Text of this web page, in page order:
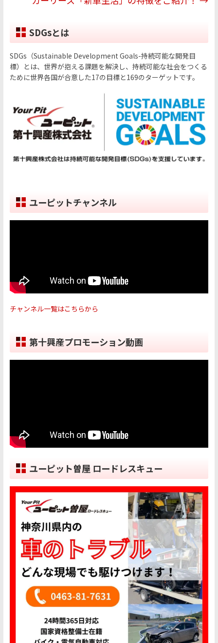
SDGsとは
SDGs（Sustainable Development Goals-持続可能な開発目
標）とは、世界が抱える課題を解決し、持続可能な社会をつくる
ために世界各国が合意した17の目標と169のターゲットです。
ユーピットチャンネル
チャンネル一覧はこちらから
第十興産プロモーション動画
ユーピット曽屋 ロードレスキュー